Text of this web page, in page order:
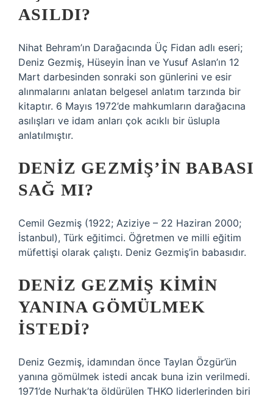
ASILDI?
Nihat Behram’ın Darağacında Üç Fidan adlı eseri;
Deniz Gezmiş, Hüseyin İnan ve Yusuf Aslan’ın 12
Mart darbesinden sonraki son günlerini ve esir
alınmalarını anlatan belgesel anlatım tarzında bir
kitaptır. 6 Mayıs 1972’de mahkumların darağacına
asılışları ve idam anları çok acıklı bir üslupla
anlatılmıştır.
DENIZ GEZMIŞ’IN BABASI
SAĞ MI?
Cemil Gezmiş (1922; Aziziye – 22 Haziran 2000;
İstanbul), Türk eğitimci. Öğretmen ve milli eğitim
müfettişi olarak çalıştı. Deniz Gezmiş’in babasıdır.
DENIZ GEZMIŞ KIMIN
YANINA GÖMÜLMEK
ISTEDI?
Deniz Gezmiş, idamından önce Taylan Özgür’ün
yanına gömülmek istedi ancak buna izin verilmedi.
1971’de Nurhak’ta öldürülen THKO liderlerinden biri